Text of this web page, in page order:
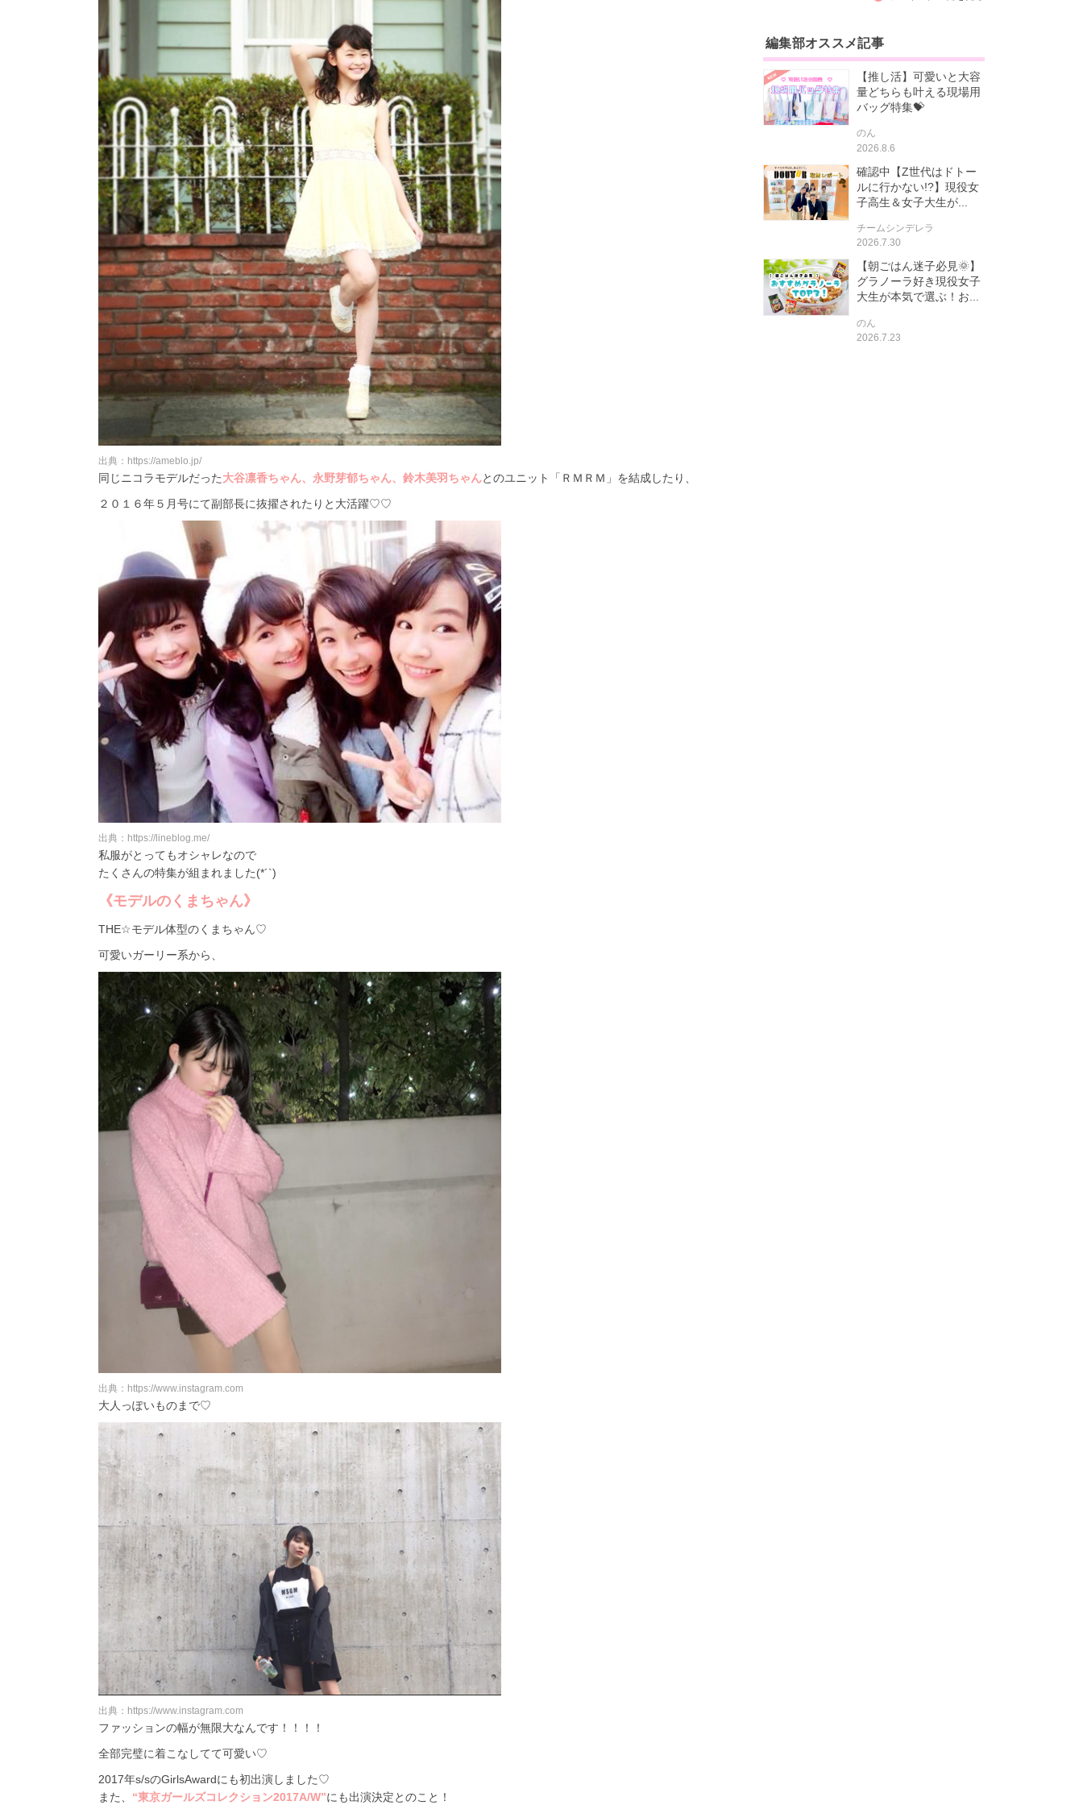
出典：https://ameblo.jp/
同じニコラモデルだった大谷凛香ちゃん、永野芽郁ちゃん、鈴木美羽ちゃんとのユニット「ＲＭＲＭ」を結成したり、
２０１６年５月号にて副部長に抜擢されたりと大活躍♡♡
出典：https://lineblog.me/
私服がとってもオシャレなので
たくさんの特集が組まれました(*´`)
《モデルのくまちゃん》
THE☆モデル体型のくまちゃん♡
可愛いガーリー系から、
出典：https://www.instagram.com
大人っぽいものまで♡
出典：https://www.instagram.com
ファッションの幅が無限大なんです！！！！
全部完璧に着こなしてて可愛い♡
2017年s/sのGirlsAwardにも初出演しました♡
また、 “東京ガールズコレクション2017A/W”にも出演決定とのこと！
編集部オススメ記事
【推し活】可愛いと大容
量どちらも叶える現場用
バッグ特集💝
のん
2026.8.6
確認中【Z世代はドトー
ルに行かない!?】現役女
子高生＆女子大生が...
チームシンデレラ
2026.7.30
【朝ごはん迷子必見🌞】
グラノーラ好き現役女子
大生が本気で選ぶ！お...
のん
2026.7.23